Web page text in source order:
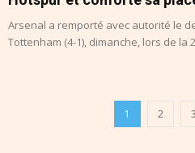
Arsenal a remporté avec autorité le
Tottenham (4-1), dimanche, lors de la
1 2 3